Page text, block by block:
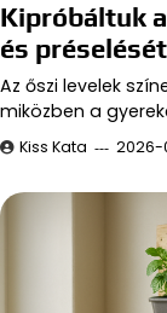
Kipróbáltuk
és
Az őszi levelek
miközben a
Kiss Kata 2026-